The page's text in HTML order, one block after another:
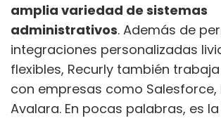
amplia variedad de sistemas
administrativos. Además de
integraciones personalizadas
flexibles, Recurly también
con empresas como Salesforce,
Avalara. En pocas palabras, es